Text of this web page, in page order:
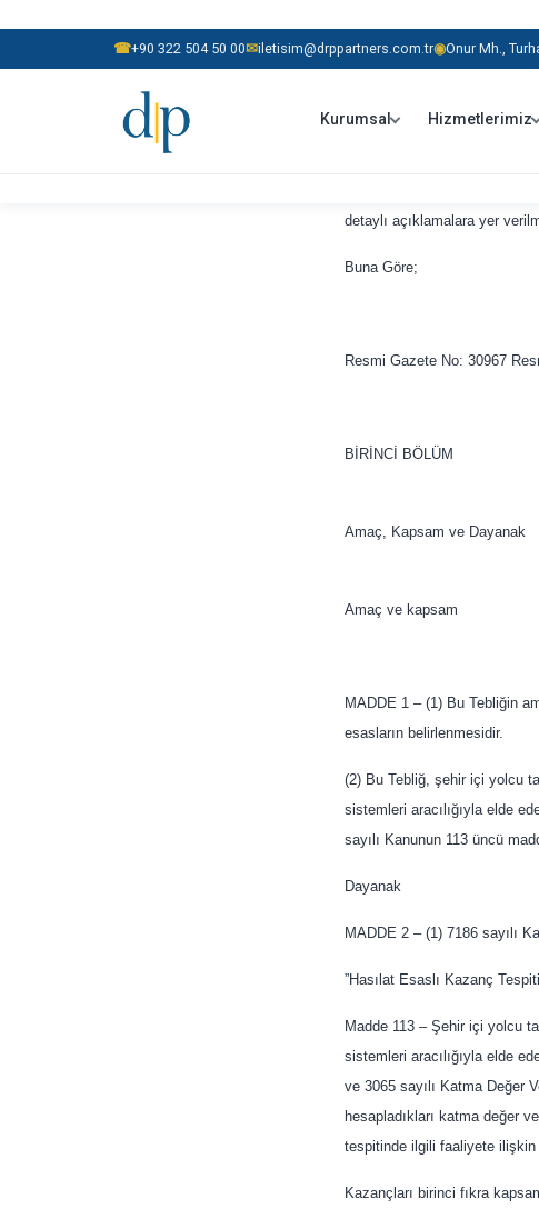
☎+90 322 504 50 00✉iletisim@drppartners.com.tr◉Onur Mh.,
Kurumsal Hizmetlerimiz
03/12/2019 tarih 30967
detaylı açıklamalara yer
Buna Göre;
Resmi Gazete No: 30967
BİRİNCİ BÖLÜM
Amaç, Kapsam ve Dayanak
Amaç ve kapsam
MADDE 1 – (1) Bu Tebliğin
esasların belirlenmesidir.
(2) Bu Tebliğ, şehir içi yolcu
sistemleri aracılığıyla elde
sayılı Kanunun 113 üncü
Dayanak
MADDE 2 – (1) 7186 sayılı
”Hasılat Esaslı Kazanç
Madde 113 – Şehir içi yolcu
sistemleri aracılığıyla elde
ve 3065 sayılı Katma Değer
hesapladıkları katma değer
tespitinde ilgili faaliyete
Kazançları birinci fıkra